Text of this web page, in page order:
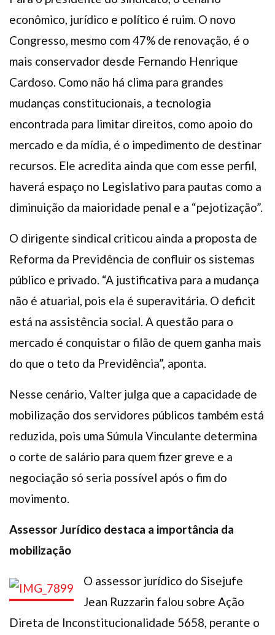
econômico, jurídico e político é ruim. O novo
Congresso, mesmo com 47% de renovação, é o
mais conservador desde Fernando Henrique
Cardoso. Como não há clima para grandes
mudanças constitucionais, a tecnologia
encontrada para limitar direitos, como apoio do
mercado e da mídia, é o impedimento de destinar
recursos. Ele acredita ainda que com esse perfil,
haverá espaço no Legislativo para pautas como a
diminuição da maioridade penal e a “pejotização”.
O dirigente sindical criticou ainda a proposta de
Reforma da Previdência de confluir os sistemas
público e privado. “A justificativa para a mudança
não é atuarial, pois ela é superavitária. O deficit
está na assistência social. A questão para o
mercado é conquistar o filão de quem ganha mais
do que o teto da Previdência”, aponta.
Nesse cenário, Valter julga que a capacidade de
mobilização dos servidores públicos também está
reduzida, pois uma Súmula Vinculante determina
o corte de salário para quem fizer greve e a
negociação só seria possível após o fim do
movimento.
Assessor Jurídico destaca a importância da
mobilização
O assessor jurídico do Sisejufe
Jean Ruzzarin falou sobre Ação
Direta de Inconstitucionalidade 5658, perante o